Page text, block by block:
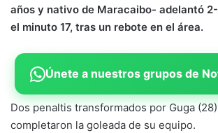
años y nativo de Maracaibo- adelantó
el minuto 17, tras un rebote en el área.
Únete a nuestros grupos de
Dos penaltis transformados por Guga
completaron la goleada de su equipo.